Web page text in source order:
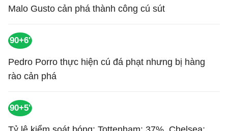
Malo Gusto cản phá thành công cú sút
90+6'
Pedro Porro thực hiện cú đá phạt nhưng bị hàng
rào cản phá
90+5'